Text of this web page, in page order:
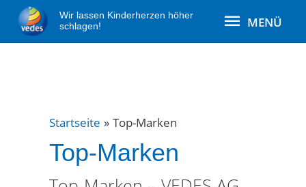
Zum
Inhalt
springen
Wir lassen Kinderherzen höher
schlagen!
MENÜ
MENÜ
Startseite Top-Marken
Top-Marken